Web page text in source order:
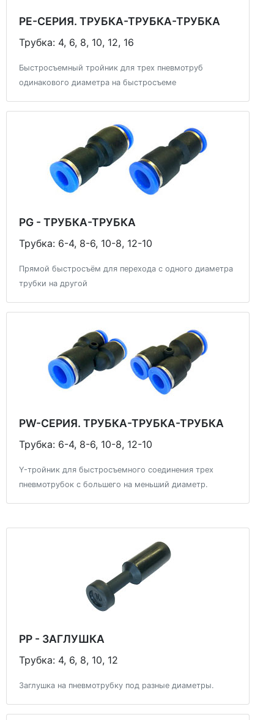
PE-СЕРИЯ. ТРУБКА-ТРУБКА-ТРУБКА
Трубка: 4, 6, 8, 10, 12, 16
Быстросъемный тройник для трех пневмотруб
одинакового диаметра на быстросъеме
PG - ТРУБКА-ТРУБКА
Трубка: 6-4, 8-6, 10-8, 12-10
Прямой быстросъём для перехода с одного диаметра
трубки на другой
PW-СЕРИЯ. ТРУБКА-ТРУБКА-ТРУБКА
Трубка: 6-4, 8-6, 10-8, 12-10
Y-тройник для быстросъемного соединения трех
пневмотрубок с большего на меньший диаметр.
PP - ЗАГЛУШКА
Трубка: 4, 6, 8, 10, 12
Заглушка на пневмотрубку под разные диаметры.